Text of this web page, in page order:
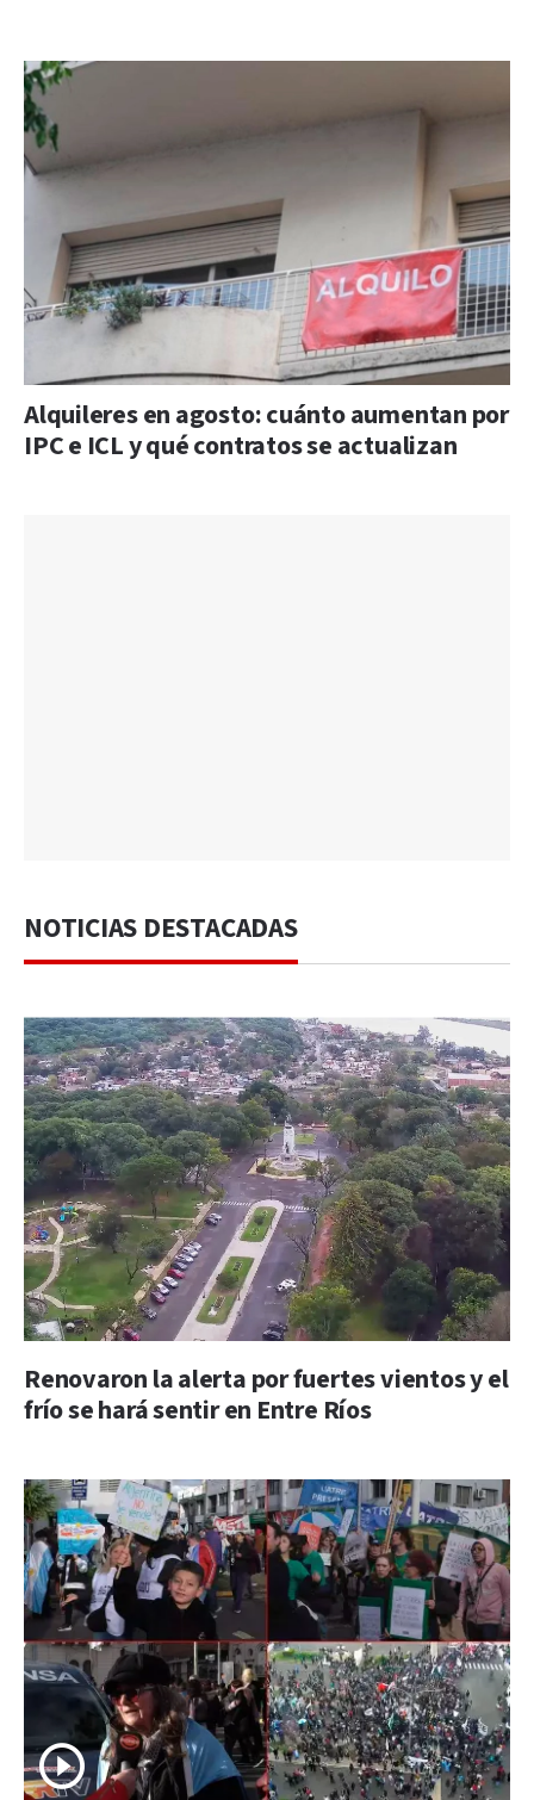
Alquileres en agosto: cuánto aumentan por
IPC e ICL y qué contratos se actualizan
NOTICIAS DESTACADAS
Renovaron la alerta por fuertes vientos y el
frío se hará sentir en Entre Ríos